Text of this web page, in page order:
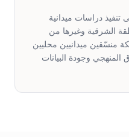
دراسات ميدانية
الشرقية وغيرها من
منسّقين ميدانيين محليين
وجودة البيانات